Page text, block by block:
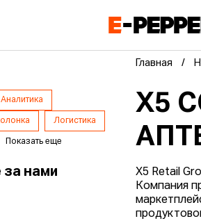
Главная
X5
X5 Retail
Компания
Аналитика
Логистика
Показать еще
за нами